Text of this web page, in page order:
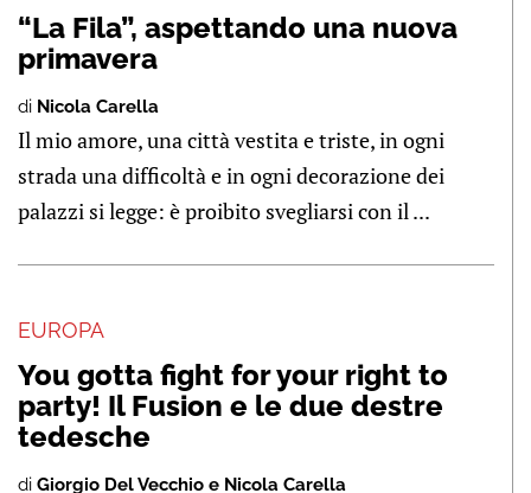
“La Fila”, aspettando una nuova
primavera
di Nicola Carella
Il mio amore, una città vestita e triste, in ogni
strada una difficoltà e in ogni decorazione dei
palazzi si legge: è proibito svegliarsi con il ...
EUROPA
You gotta fight for your right to
party! Il Fusion e le due destre
tedesche
di Giorgio Del Vecchio e Nicola Carella